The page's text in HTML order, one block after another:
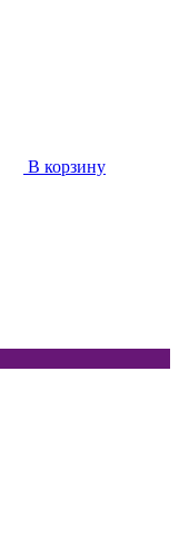
В корзину